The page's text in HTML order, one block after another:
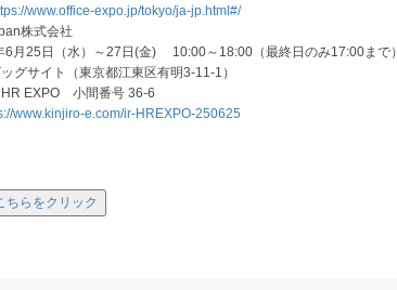
www.office-expo.jp/tokyo/ja-jp.html#/
株式会社
6月25日（水）～27日(金) 10:00～18:00（最終日のみ17:00まで）
グサイト（東京都江東区有明3-11-1）
HR EXPO 小間番号 36-6
www.kinjiro-e.com/ir-HREXPO-250625
ちらをクリック